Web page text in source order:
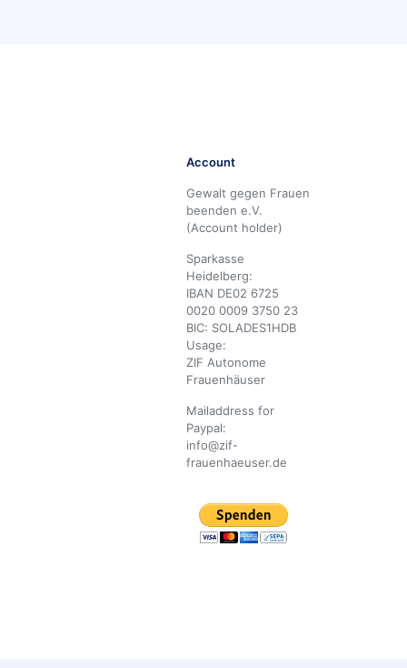
Account
Gewalt gegen Frauen
beenden e.V.
(Account holder)
Sparkasse
Heidelberg:
IBAN DE02 6725
0020 0009 3750 23
BIC: SOLADES1HDB
Usage:
ZIF Autonome
Frauenhäuser
Mailaddress for
Paypal:
info@zif-
frauenhaeuser.de